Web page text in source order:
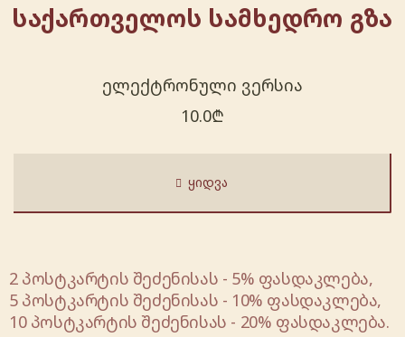
საქართველოს სამხედრო გზა
ელექტრონული ვერსია
10.0₾
ᲧᲘᲓᲕᲐ
2 პოსტკარტის შეძენისას - 5% ფასდაკლება,
5 პოსტკარტის შეძენისას - 10% ფასდაკლება,
10 პოსტკარტის შეძენისას - 20% ფასდაკლება.